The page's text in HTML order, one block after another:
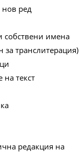
ред
собствени имена
за транслитерация)
текст
редакция на